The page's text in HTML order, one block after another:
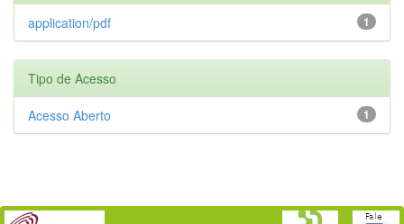
1
application/pdf
Tipo de Acesso
1
Acesso Aberto